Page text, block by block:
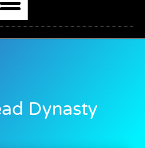
Dynasty